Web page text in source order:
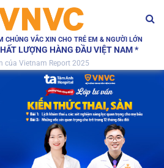
CHỦNG VẮC XIN CHO TRẺ EM & NGƯỜI LỚN
LƯỢNG HÀNG ĐẦU VIỆT NAM *
của Vietnam Report 2025